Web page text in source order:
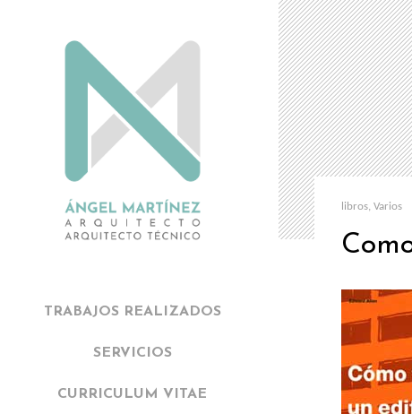
TRABAJOS REALIZADOS
SERVICIOS
CURRICULUM VITAE
libros, Varios